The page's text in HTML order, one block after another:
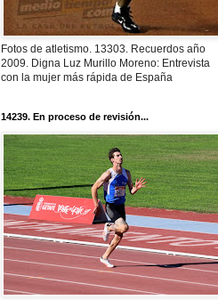
Fotos de atletismo. 13303. Recuerdos año
2009. Digna Luz Murillo Moreno: Entrevista
con la mujer más rápida de España
14239. En proceso de revisión...